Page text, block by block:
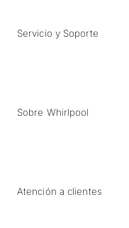
Servicio y Soporte
Sobre Whirlpool
Atención a clientes